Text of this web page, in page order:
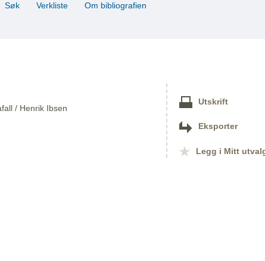
Søk Verkliste Om bibliografien
/ Henrik Ibsen
Utskrift
Eksporter
Legg i Mitt